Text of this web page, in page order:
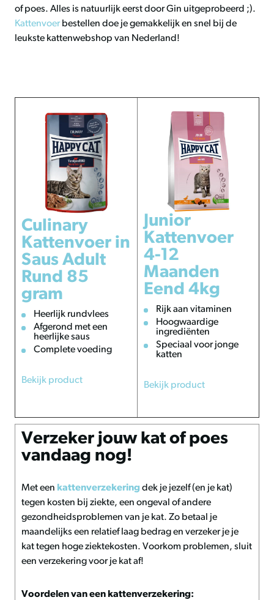
of poes. Alles is natuurlijk eerst door Gin uitgeprobeerd ;).
Kattenvoer bestellen doe je gemakkelijk en snel bij de
leukste kattenwebshop van Nederland!
Culinary
Kattenvoer in
Saus Adult
Rund 85
gram
Heerlijk rundvlees
Afgerond met een
heerlijke saus
Complete voeding
Bekijk product
Junior
Kattenvoer
4-12
Maanden
Eend 4kg
Rijk aan vitaminen
Hoogwaardige
ingrediënten
Speciaal voor jonge
katten
Bekijk product
Verzeker jouw kat of poes
vandaag nog!
Met een kattenverzekering dek je jezelf (en je kat)
tegen kosten bij ziekte, een ongeval of andere
gezondheidsproblemen van je kat. Zo betaal je
maandelijks een relatief laag bedrag en verzeker je je
kat tegen hoge ziektekosten. Voorkom problemen, sluit
een verzekering voor je kat af!
Voordelen van een kattenverzekering: